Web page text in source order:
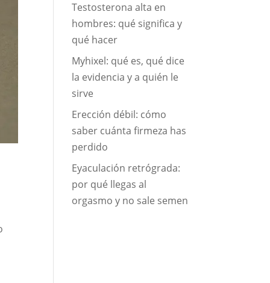
Testosterona alta en
hombres: qué significa y
qué hacer
Myhixel: qué es, qué dice
la evidencia y a quién le
sirve
Erección débil: cómo
saber cuánta firmeza has
perdido
Eyaculación retrógrada:
por qué llegas al
orgasmo y no sale semen